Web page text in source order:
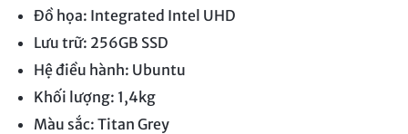
Đồ họa: Integrated Intel UHD
Lưu trữ: 256GB SSD
Hệ điều hành: Ubuntu
Khối lượng: 1,4kg
Màu sắc: Titan Grey